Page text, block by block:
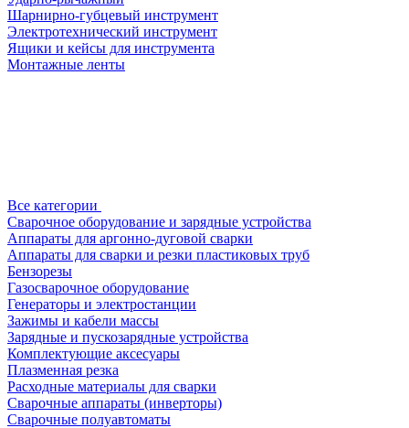
Шарнирно-губцевый инструмент
Электротехнический инструмент
Ящики и кейсы для инструмента
Монтажные ленты
Все категории
Сварочное оборудование и зарядные устройства
Аппараты для аргонно-дуговой сварки
Аппараты для сварки и резки пластиковых труб
Бензорезы
Газосварочное оборудование
Генераторы и электростанции
Зажимы и кабели массы
Зарядные и пускозарядные устройства
Комплектующие аксесуары
Плазменная резка
Расходные материалы для сварки
Сварочные аппараты (инверторы)
Сварочные полуавтоматы